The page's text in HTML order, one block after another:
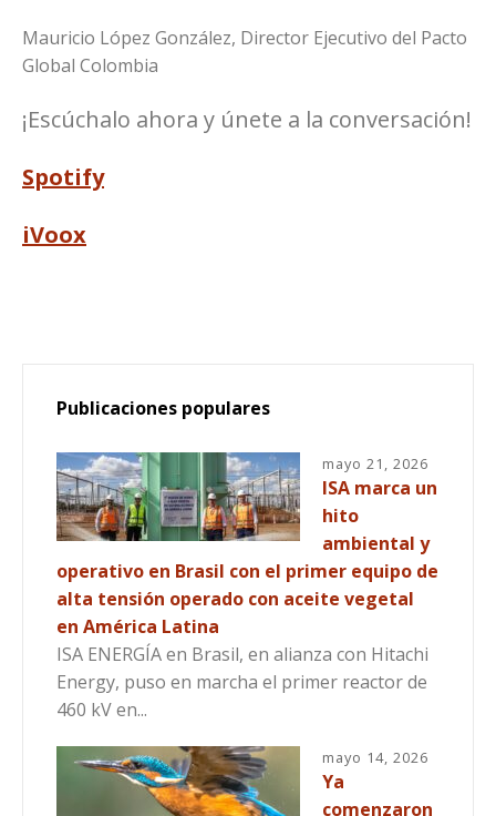
Mauricio López González, Director Ejecutivo del Pacto
Global Colombia
¡Escúchalo ahora y únete a la conversación!
Spotify
iVoox
Publicaciones populares
mayo 21, 2026
ISA marca un
hito
ambiental y
operativo en Brasil con el primer equipo de
alta tensión operado con aceite vegetal
en América Latina
ISA ENERGÍA en Brasil, en alianza con Hitachi
Energy, puso en marcha el primer reactor de
460 kV en...
mayo 14, 2026
Ya
comenzaron